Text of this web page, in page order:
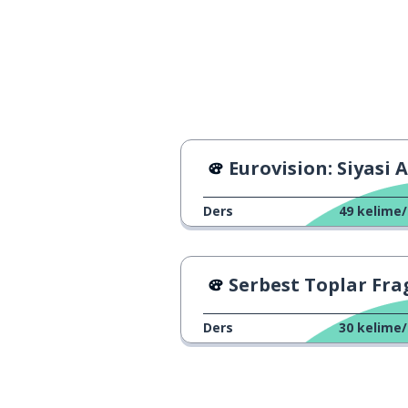
hiçbir şekilde
com'è andata la tua vacanza? tatilin nasıl
neden
Eurovision: Siyasi
Ders 49
Serbest Toplar
Ders 30